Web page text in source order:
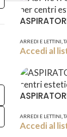
ARREDI E LETTINI
Accedi al
ARREDI E LETTINI
Accedi al